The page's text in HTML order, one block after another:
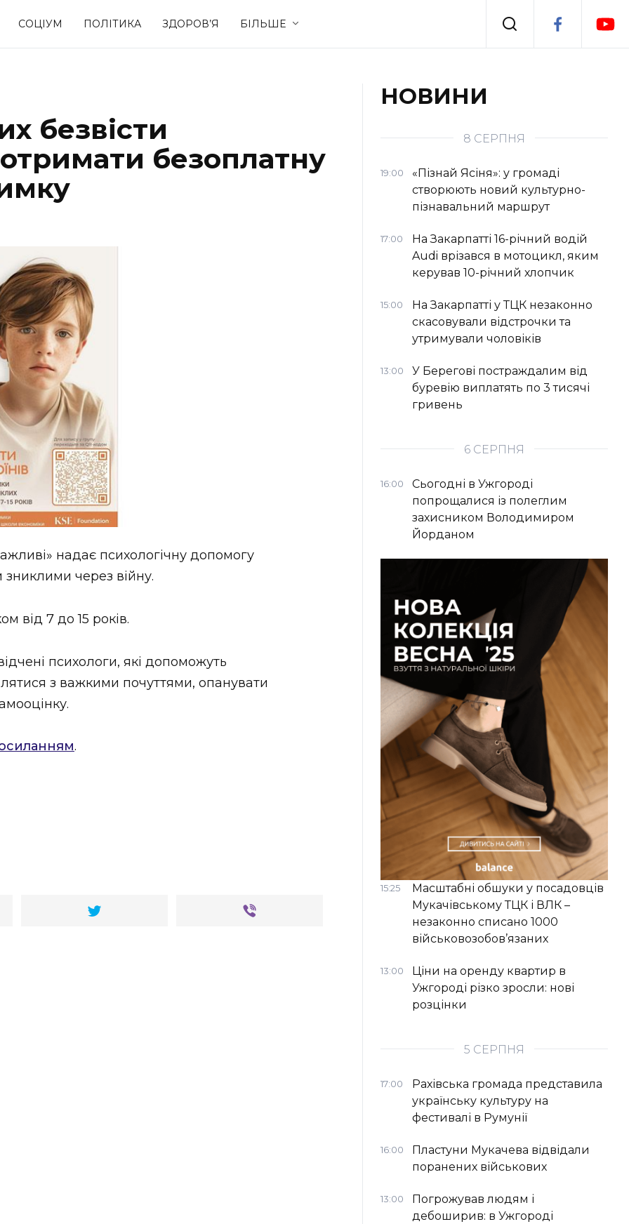
СОЦІУМ ПОЛІТИКА ЗДОРОВ’Я БІЛЬШЕ
Події
Спорт
безвісти
безоплатну
надає психологічну допомогу
зниклими через війну.
від 7 до 15 років.
психологи, які допоможуть
з важкими почуттями, опанувати
.
НОВИНИ
8 СЕРПНЯ
19:00
«Пізнай Ясіня»: у громаді
створюють новий культурно-
пізнавальний маршрут
17:00
На Закарпатті 16-річний водій
Audi врізався в мотоцикл, яким
керував 10-річний хлопчик
15:00
На Закарпатті у ТЦК незаконно
скасовували відстрочки та
утримували чоловіків
13:00
У Берегові постраждалим від
буревію виплатять по 3 тисячі
гривень
6 СЕРПНЯ
16:00
Сьогодні в Ужгороді
попрощалися із полеглим
захисником Володимиром
Йорданом
15:25
Масштабні обшуки у посадовців
Мукачівському ТЦК і ВЛК –
незаконно списано 1000
військовозобов’язаних
13:00
Ціни на оренду квартир в
Ужгороді різко зросли: нові
розцінки
5 СЕРПНЯ
17:00
Рахівська громада представила
українську культуру на
фестивалі в Румунії
16:00
Пластуни Мукачева відвідали
поранених військових
13:00
Погрожував людям і
дебоширив: в Ужгороді